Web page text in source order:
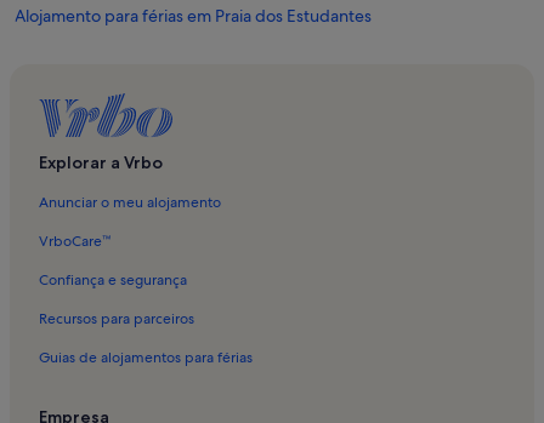
Alojamento para férias em Praia dos Estudantes
Alojamento para férias em Lagos
Alojamento para férias em Odiáxere
Alojamento para férias em Mercado de Lagos
Alojamento para férias em Caliças
Alojamento para férias em Meia Praia
Alojamento para férias em Alvor
Alojamento para férias em Chinicato
Explorar a Vrbo
Anunciar o meu alojamento
VrboCare™
Confiança e segurança
Recursos para parceiros
Guias de alojamentos para férias
Empresa